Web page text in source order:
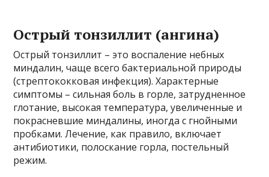
Острый тонзиллит (ангина)
Острый тонзиллит – это воспаление небных
миндалин, чаще всего бактериальной природы
(стрептококковая инфекция). Характерные
симптомы – сильная боль в горле, затрудненное
глотание, высокая температура, увеличенные и
покрасневшие миндалины, иногда с гнойными
пробками. Лечение, как правило, включает
антибиотики, полоскание горла, постельный
режим.